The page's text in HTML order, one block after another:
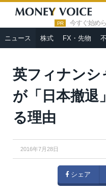
PR 今すぐ始め
ニュース 株式 FX・先物
HOME » ニュース »
英
退」を投資家に勧める理由
GongTo / Shutterstock.com
英フィナンシ
が「日本撤退
る理由
2016年7月28日
シェア